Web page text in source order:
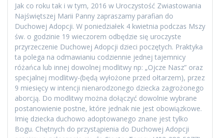
Jak co roku tak i w tym, 2016 w Uroczystość Zwiastowania
Najświętszej Marii Panny zapraszamy parafian do
Duchowej Adopcji. W poniedziałek 4 kwietnia podczas Mszy
św. o godzinie 19 wieczorem odbędzie się uroczyste
przyrzeczenie Duchowej Adopcji dzieci poczętych. Praktyka
ta polega na odmawianiu codziennie jednej tajemnicy
różańca lub innej dowolnej modlitwy np: „Ojcze Nasz” oraz
specjalnej modlitwy-(będą wyłożone przed ołtarzem), przez
9 miesięcy w intencji nienarodzonego dziecka zagrożonego
aborcją. Do modlitwy można dołączyć dowolnie wybrane
postanowienie postne, które jednak nie jest obowiązkowe.
Imię dziecka duchowo adoptowanego znane jest tylko
Bogu. Chętnych do przystąpienia do Duchowej Adopcji